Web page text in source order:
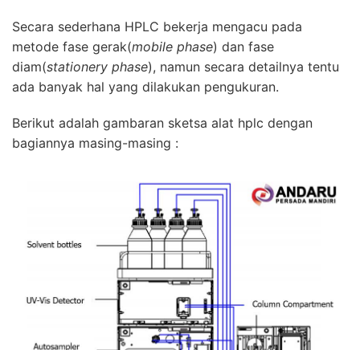
Secara sederhana HPLC bekerja mengacu pada
metode fase gerak(mobile phase) dan fase
diam(stationery phase), namun secara detailnya tentu
ada banyak hal yang dilakukan pengukuran.
Berikut adalah gambaran sketsa alat hplc dengan
bagiannya masing-masing :